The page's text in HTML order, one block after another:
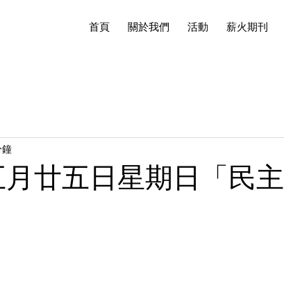
首頁 關於我們 活動 薪火期刊
廿五日星期日「民主
鐘